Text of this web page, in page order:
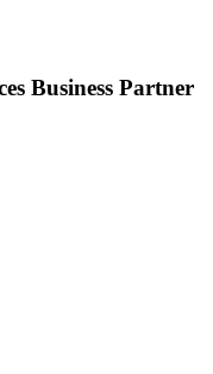
Business Partner